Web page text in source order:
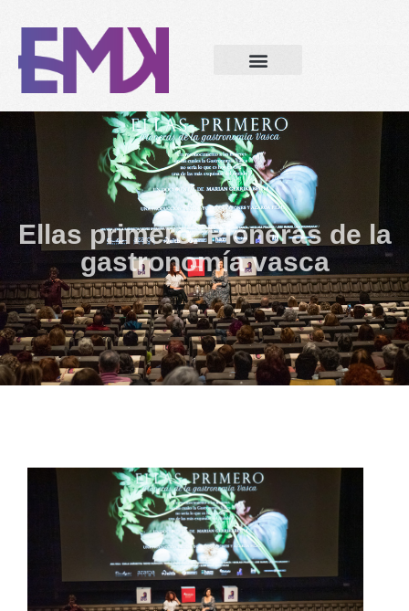
Ellas primero. Pioneras de la
gastronomía vasca